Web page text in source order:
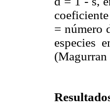
= número
especies
(Magurran